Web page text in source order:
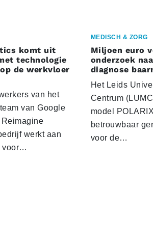
komt uit
technologie
de werkvloer
van het
van Google
werkt aan
voor…
MEDISCH & ZORG
Miljoen euro
onderzoek
diagnose
Het Leids
Centrum
model
betrouwbaar
voor de…